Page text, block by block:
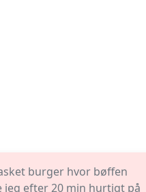
burger hvor bøffen
jeg efter 20 min hurtigt på